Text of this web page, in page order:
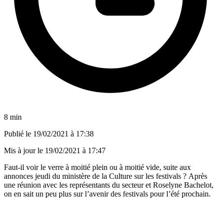
8 min
Publié le 19/02/2021 à 17:38
Mis à jour le 19/02/2021 à 17:47
Faut-il voir le verre à moitié plein ou à moitié vide, suite aux
annonces jeudi du ministère de la Culture sur les festivals ? Après
une réunion avec les représentants du secteur et Roselyne Bachelot,
on en sait un peu plus sur l’avenir des festivals pour l’été prochain.